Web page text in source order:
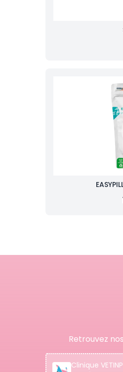
Retrouvez
Clinique